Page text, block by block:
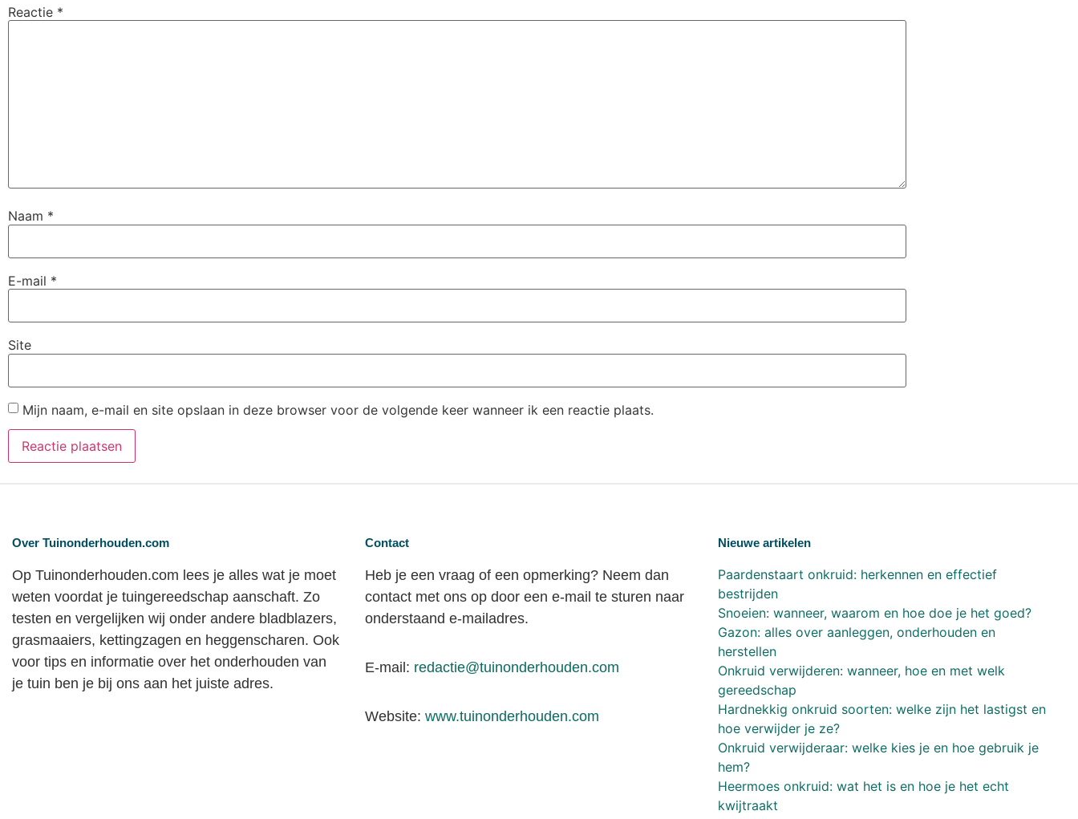
Reactie *
Naam *
E-mail *
Site
Mijn naam, e-mail en site opslaan in deze browser voor de volgende keer wanneer ik een reactie plaats.
Over Tuinonderhouden.com
Op Tuinonderhouden.com lees je alles wat je moet
weten voordat je tuingereedschap aanschaft. Zo
testen en vergelijken wij onder andere bladblazers,
grasmaaiers, kettingzagen en heggenscharen. Ook
voor tips en informatie over het onderhouden van
je tuin ben je bij ons aan het juiste adres.
Contact
Heb je een vraag of een opmerking? Neem dan
contact met ons op door een e-mail te sturen naar
onderstaand e-mailadres.
E-mail: redactie@tuinonderhouden.com
Website: www.tuinonderhouden.com
Nieuwe artikelen
Paardenstaart onkruid: herkennen en effectief
bestrijden
Snoeien: wanneer, waarom en hoe doe je het goed?
Gazon: alles over aanleggen, onderhouden en
herstellen
Onkruid verwijderen: wanneer, hoe en met welk
gereedschap
Hardnekkig onkruid soorten: welke zijn het lastigst en
hoe verwijder je ze?
Onkruid verwijderaar: welke kies je en hoe gebruik je
hem?
Heermoes onkruid: wat het is en hoe je het echt
kwijtraakt